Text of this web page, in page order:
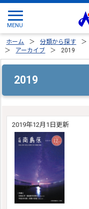
ホーム 分類から探す
アーカイブ
2019
2019
2019年12月1日更新